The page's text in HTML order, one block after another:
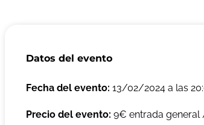
Datos del evento
Fecha del evento: 13/02/2024 a las
Precio del evento: 9€ entrada